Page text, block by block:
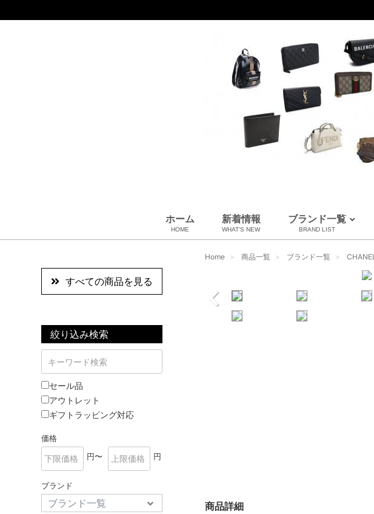
ホーム
HOME
新着情報
WHAT'S NEW
ブランド一覧
BRAND LIST
ルイヴィトン
シャネル
エルメス
全てのブランドを見る
バッグ＆ポーチ
アロマ＆フレグランス
雑貨・その他
USED Hermès
USED CHANEL
USED otherHome 商品一覧 ブランド一覧 CHANEL
すべての商品を見る
絞り込み検索
セール品
アウトレット
ギフトラッピング対応
価格
円〜
円
ブランド
商品詳細